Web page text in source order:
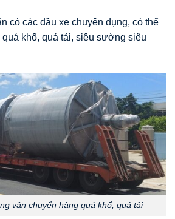
có các đầu xe chuyên dụng, có thể
khổ, quá tải, siêu sường siêu
vận chuyển hàng quá khổ, quá tải